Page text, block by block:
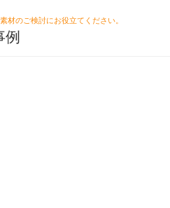
材のご検討にお役立てください。